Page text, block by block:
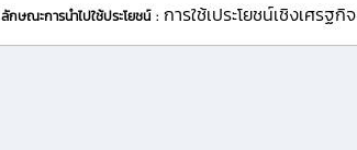
ลักษณะการนำไปใช้ประโยชน์ : การใช้เประโยชน์เชิงเศรฐกิจ